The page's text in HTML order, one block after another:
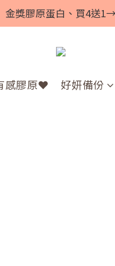
金獎膠原蛋白、買4送1→
感膠原❤️ 好妍備份